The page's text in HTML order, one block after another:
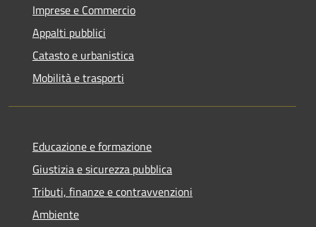
Imprese e Commercio
Appalti pubblici
Catasto e urbanistica
Mobilità e trasporti
Educazione e formazione
Giustizia e sicurezza pubblica
Tributi, finanze e contravvenzioni
Ambiente